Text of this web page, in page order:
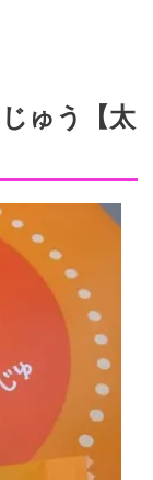
ゅう【太